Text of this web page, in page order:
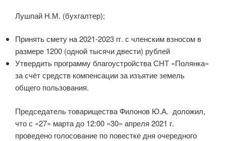
Лушпай Н.М. (бухгалтер);
Принять смету на 2021-2023 гг. с членским взносом в
размере 1200 (одной тысячи двести) рублей
Утвердить программу благоустройства СНТ «Полянка»
за счёт средств компенсации за изъятие земель
общего пользования.
Председатель товарищества Филонов Ю.А. доложил,
что с «27» марта до 12:00 «30» апреля 2021 г.
проведено голосование по повестке дня очередного